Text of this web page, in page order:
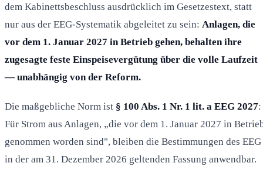
dem Kabinettsbeschluss ausdrücklich im Gesetzestext, statt
nur aus der EEG-Systematik abgeleitet zu sein: Anlagen, die
vor dem 1. Januar 2027 in Betrieb gehen, behalten ihre
zugesagte feste Einspeisevergütung über die volle Laufzeit
— unabhängig von der Reform.
Die maßgebliche Norm ist § 100 Abs. 1 Nr. 1 lit. a EEG 2027:
Für Strom aus Anlagen, „die vor dem 1. Januar 2027 in
genommen worden sind", bleiben die Bestimmungen des EEG
in der am 31. Dezember 2026 geltenden Fassung anwendbar.